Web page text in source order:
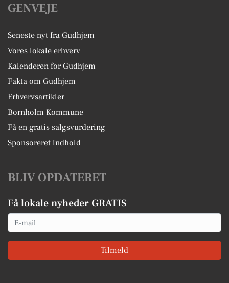
GENVEJE
Seneste nyt fra Gudhjem
Vores lokale erhverv
Kalenderen for Gudhjem
Fakta om Gudhjem
Erhvervsartikler
Bornholm Kommune
Få en gratis salgsvurdering
Sponsoreret indhold
BLIV OPDATERET
Få lokale nyheder GRATIS
Email
Tilmeld